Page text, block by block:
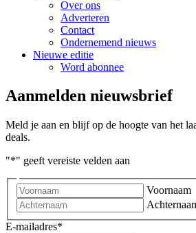
Over ons
Adverteren
Contact
Ondernemend nieuws
Nieuwe editie
Word abonnee
Aanmelden nieuwsbrief
Meld je aan en blijf op de hoogte van het
deals.
"*" geeft vereiste velden aan
Voornaam
E-mailadres*